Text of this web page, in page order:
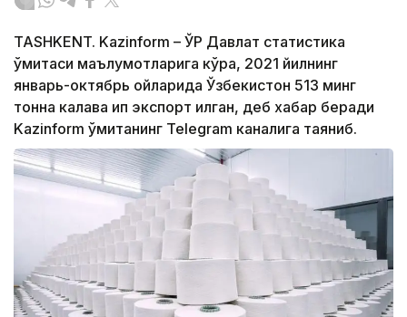
TASHKENT. Kazinform – ЎР Давлат статистика
қўмитаси маълумотларига кўра, 2021 йилнинг
январь-октябрь ойларида Ўзбекистон 513 минг
тонна калава ип экспорт қилган, деб хабар беради
Kazinform қўмитанинг Telegram каналига таяниб.